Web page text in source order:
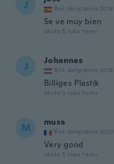
J Rok dołączenia 2018
Se ve muy bien
około 5 roku temu
J Johannes
Rok dołączenia 2018
Billiges Plastik
około 5 roku temu
M musa
Rok dołączenia 2020
Very good
około 5 roku temu